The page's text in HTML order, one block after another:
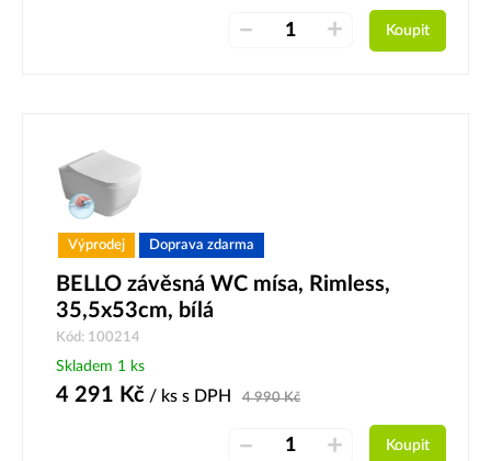
– + Koupit
Výprodej Doprava zdarma
BELLO závěsná WC mísa, Rimless,
35,5x53cm, bílá
Kód: 100214
Skladem 1 ks
4 291 Kč / ks s DPH 4 990Kč
– + Koupit